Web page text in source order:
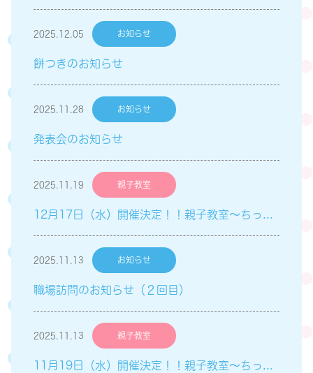
2025.12.05 お知らせ
餅つきのお知らせ
2025.11.28 お知らせ
発表会のお知らせ
2025.11.19 親子教室
12月17日（水）開催決定！！親子教室～ちっちゃい子Club～「英語遊び」のご案内
2025.11.13 お知らせ
職場訪問のお知らせ（２回目）
2025.11.13 親子教室
11月19日（水）開催決定！！親子教室～ちっちゃい子Club～「英語遊び」のご案内